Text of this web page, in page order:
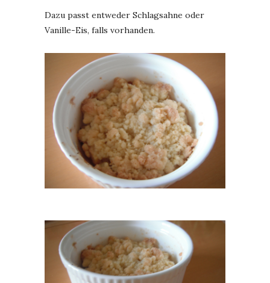
Dazu passt entweder Schlagsahne oder
Vanille-Eis, falls vorhanden.